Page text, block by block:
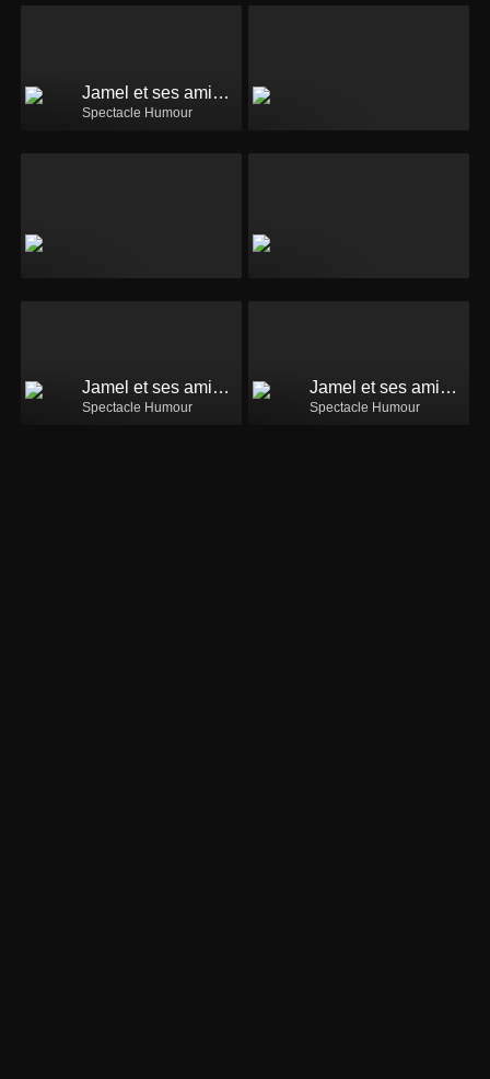
Jamel et ses amis au Marrakech du rire 2016
Spectacle Humour
Jamel et ses amis au Marrakech du rire 2013
Spectacle Humour
Jamel et ses amis au Marrakech du rire 2014
Spectacle Humour